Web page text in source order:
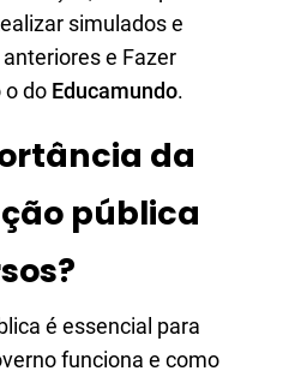
simulados e
e Fazer
o do Educamundo.
da
pública
é essencial para
funciona e como